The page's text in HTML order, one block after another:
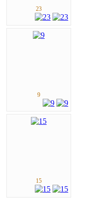
23
9
15